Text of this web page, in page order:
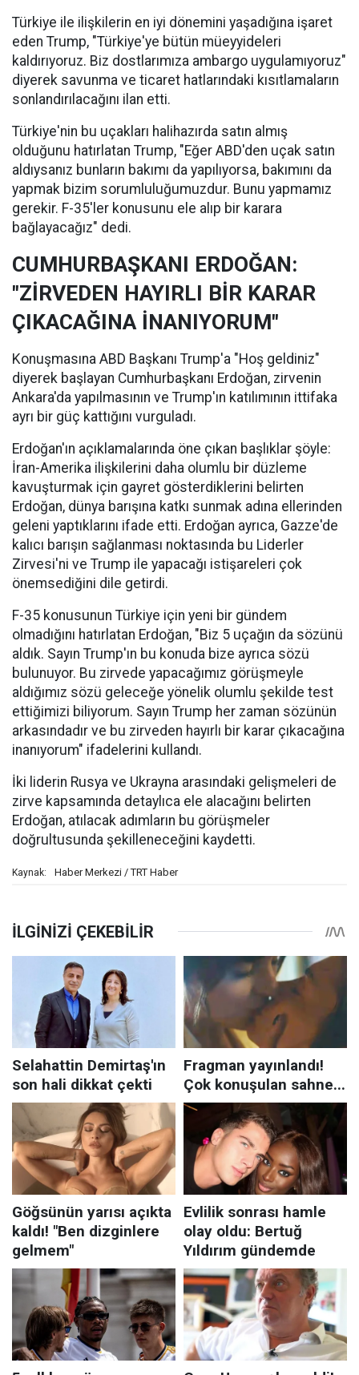
Türkiye ile ilişkilerin en iyi dönemini yaşadığına işaret
eden Trump, "Türkiye'ye bütün müeyyideleri
kaldırıyoruz. Biz dostlarımıza ambargo uygulamıyoruz"
diyerek savunma ve ticaret hatlarındaki kısıtlamaların
sonlandırılacağını ilan etti.
Türkiye'nin bu uçakları halihazırda satın almış
olduğunu hatırlatan Trump, "Eğer ABD'den uçak satın
aldıysanız bunların bakımı da yapılıyorsa, bakımını da
yapmak bizim sorumluluğumuzdur. Bunu yapmamız
gerekir. F-35'ler konusunu ele alıp bir karara
bağlayacağız" dedi.
CUMHURBAŞKANI ERDOĞAN:
"ZİRVEDEN HAYIRLI BİR KARAR
ÇIKACAĞINA İNANIYORUM"
Konuşmasına ABD Başkanı Trump'a "Hoş geldiniz"
diyerek başlayan Cumhurbaşkanı Erdoğan, zirvenin
Ankara'da yapılmasının ve Trump'ın katılımının ittifaka
ayrı bir güç kattığını vurguladı.
Erdoğan'ın açıklamalarında öne çıkan başlıklar şöyle:
İran-Amerika ilişkilerini daha olumlu bir düzleme
kavuşturmak için gayret gösterdiklerini belirten
Erdoğan, dünya barışına katkı sunmak adına ellerinden
geleni yaptıklarını ifade etti. Erdoğan ayrıca, Gazze'de
kalıcı barışın sağlanması noktasında bu Liderler
Zirvesi'ni ve Trump ile yapacağı istişareleri çok
önemsediğini dile getirdi.
F-35 konusunun Türkiye için yeni bir gündem
olmadığını hatırlatan Erdoğan, "Biz 5 uçağın da sözünü
aldık. Sayın Trump'ın bu konuda bize ayrıca sözü
bulunuyor. Bu zirvede yapacağımız görüşmeyle
aldığımız sözü geleceğe yönelik olumlu şekilde test
ettiğimizi biliyorum. Sayın Trump her zaman sözünün
arkasındadır ve bu zirveden hayırlı bir karar çıkacağına
inanıyorum" ifadelerini kullandı.
İki liderin Rusya ve Ukrayna arasındaki gelişmeleri de
zirve kapsamında detaylıca ele alacağını belirten
Erdoğan, atılacak adımların bu görüşmeler
doğrultusunda şekilleneceğini kaydetti.
Kaynak: Haber Merkezi / TRT Haber